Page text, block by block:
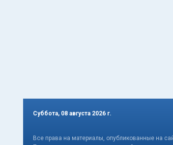
Суббота, 08 августа 2026 г.
Все права на материалы, опубликованные на